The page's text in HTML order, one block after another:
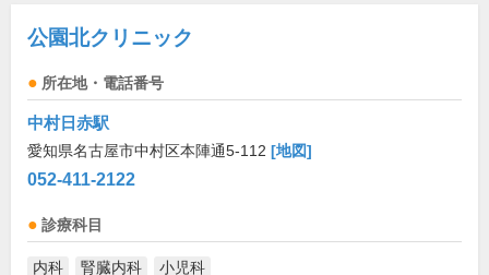
公園北クリニック
所在地・電話番号
中村日赤駅
愛知県名古屋市中村区本陣通5-112 [地図]
052-411-2122
診療科目
内科 腎臓内科 小児科